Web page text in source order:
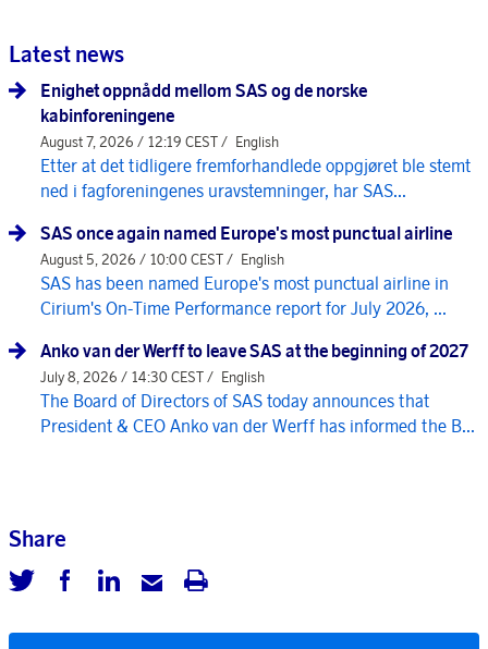
Latest news
Enighet oppnådd mellom SAS og de norske
kabinforeningene
August 7, 2026 / 12:19 CEST / English
Etter at det tidligere fremforhandlede oppgjøret ble stemt
ned i fagforeningenes uravstemninger, har SAS...
SAS once again named Europe's most punctual airline
August 5, 2026 / 10:00 CEST / English
SAS has been named Europe's most punctual airline in
Cirium's On-Time Performance report for July 2026, ...
Anko van der Werff to leave SAS at the beginning of 2027
July 8, 2026 / 14:30 CEST / English
The Board of Directors of SAS today announces that
President & CEO Anko van der Werff has informed the B...
Share